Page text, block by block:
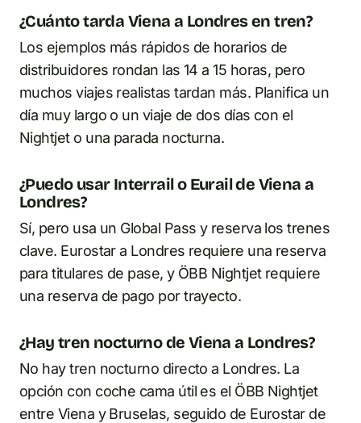
¿Cuánto tarda Viena a Londres en tren?
Los ejemplos más rápidos de horarios de
distribuidores rondan las 14 a 15 horas, pero
muchos viajes realistas tardan más. Planifica un
día muy largo o un viaje de dos días con el
Nightjet o una parada nocturna.
¿Puedo usar Interrail o Eurail de Viena a
Londres?
Sí, pero usa un Global Pass y reserva los trenes
clave. Eurostar a Londres requiere una reserva
para titulares de pase, y ÖBB Nightjet requiere
una reserva de pago por trayecto.
¿Hay tren nocturno de Viena a Londres?
No hay tren nocturno directo a Londres. La
opción con coche cama útil es el ÖBB Nightjet
entre Viena y Bruselas, seguido de Eurostar de